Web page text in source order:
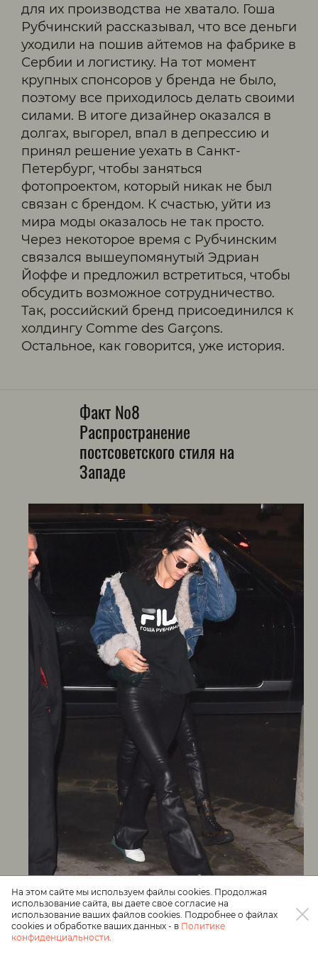
для их производства не хватало. Гоша
Рубчинский рассказывал, что все деньги
уходили на пошив айтемов на фабрике в
Сербии и логистику. На тот момент
крупных спонсоров у бренда не было,
поэтому все приходилось делать своими
силами. В итоге дизайнер оказался в
долгах, выгорел, впал в депрессию и
принял решение уехать в Санкт-
Петербург, чтобы заняться
фотопроектом, который никак не был
связан с брендом. К счастью, уйти из
мира моды оказалось не так просто.
Через некоторое время с Рубчинским
связался вышеупомянутый Эдриан
Йоффе и предложил встретиться, чтобы
обсудить возможное сотрудничество.
Так, российский бренд присоединился к
холдингу Comme des Garçons.
Остальное, как говорится, уже история.
Факт №8
Распространение
постсоветского стиля на
Западе
Кендалл Дженнер. Фото: соцсети
На этом сайте мы используем файлы cookies. Продолжая
использование сайта, вы даете свое согласие на
использование ваших файлов cookies. Подробнее о файлах
cookies и обработке ваших данных - в Политике
конфиденциальности.